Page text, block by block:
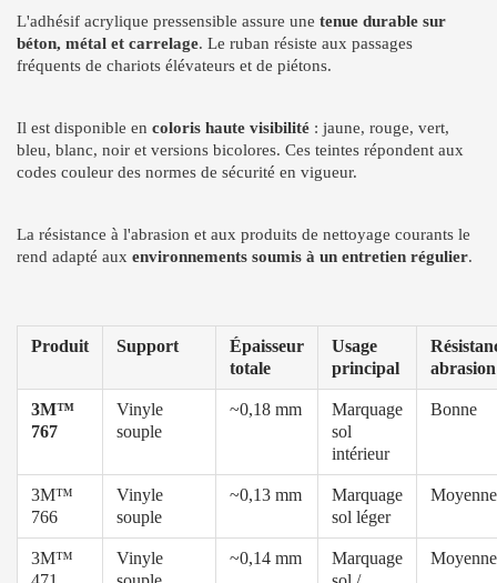
L'adhésif acrylique pressensible assure une tenue durable sur
béton, métal et carrelage. Le ruban résiste aux passages
fréquents de chariots élévateurs et de piétons.
Il est disponible en coloris haute visibilité : jaune, rouge, vert,
bleu, blanc, noir et versions bicolores. Ces teintes répondent aux
codes couleur des normes de sécurité en vigueur.
La résistance à l'abrasion et aux produits de nettoyage courants le
rend adapté aux environnements soumis à un entretien régulier.
Produit Support
Épaisseur
totale
Usage
principal
abrasion
3M™
767
Vinyle
souple
~0,18 mm
Marquage
sol
intérieur
Bonne
3M™
766
Vinyle
souple
~0,13 mm
Marquage
sol léger
Moyenne
3M™
Vinyle
~0,14 mm
Marquage
Moyenne